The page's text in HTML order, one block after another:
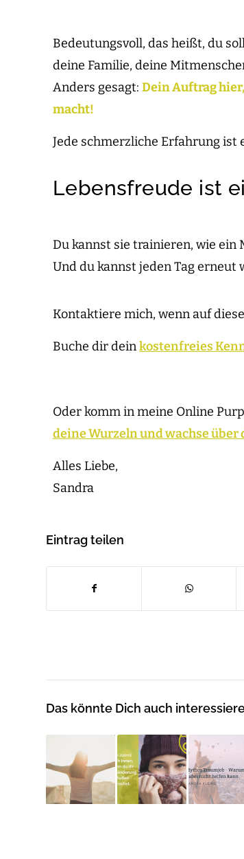
Bedeutungsvoll, das heißt, du
deine Familie, deine
Anders gesagt: Dein Auftrag
macht!
Jede schmerzliche Erfahrung ist
Lebensfreude ist
­Du kannst sie trainieren, wie ein
Und du kannst jeden Tag erneut
Kontaktiere mich, wenn auf
­Buche dir deinkostenfreies
Oder komm in meine Online
deine Wurzeln und wachse über
Alles Liebe,
Sandra
Eintrag teilen
Das könnte Dich auch